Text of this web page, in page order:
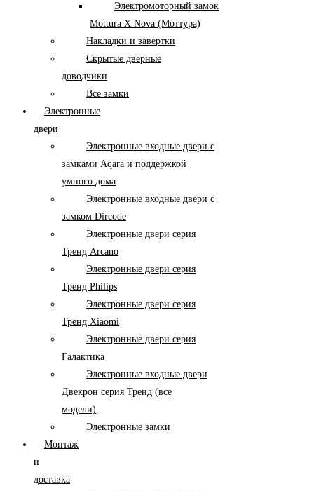
Электромоторный замок
Mottura X Nova (Моттура)
Накладки и завертки
Скрытые дверные
доводчики
Все замки
Электронные
двери
Электронные входные двери с
замками Aqara и поддержкой
умного дома
Электронные входные двери с
замком Dircode
Электронные двери серия
Тренд Arcano
Электронные двери серия
Тренд Philips
Электронные двери серия
Тренд Xiaomi
Электронные двери серия
Галактика
Электронные входные двери
Двекрон серия Тренд (все
модели)
Электронные замки
Монтаж
и
доставка